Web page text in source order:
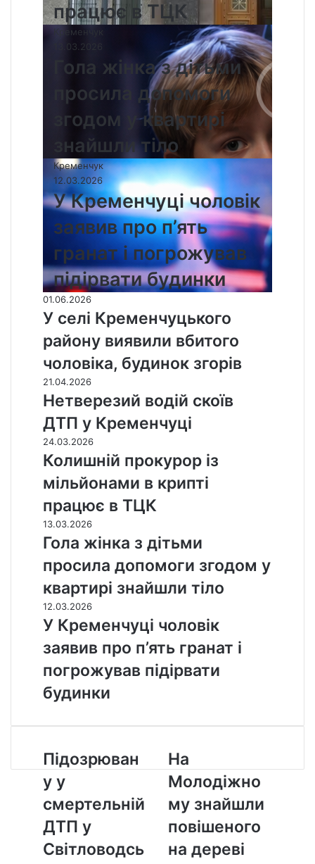
працює в ТЦК
Кременчук
13.03.2026
Гола жінка з дітьми
просила допомоги
згодом у квартирі
знайшли тіло
Кременчук
12.03.2026
У Кременчуці чоловік
заявив про п’ять
гранат і погрожував
підірвати будинки
01.06.2026
У селі Кременчуцького
району виявили вбитого
чоловіка, будинок згорів
21.04.2026
Нетверезий водій скоїв
ДТП у Кременчуці
24.03.2026
Колишній прокурор із
мільйонами в крипті
працює в ТЦК
13.03.2026
Гола жінка з дітьми
просила допомоги згодом у
квартирі знайшли тіло
12.03.2026
У Кременчуці чоловік
заявив про п’ять гранат і
погрожував підірвати
будинки
П
і
д
о
р
ю
в
Підозрюван
у у
смертельній
ДТП у
Світловодсь
Н
а
М
о
о
д
і
На
Молодіжно
му знайшли
повішеного
на дереві